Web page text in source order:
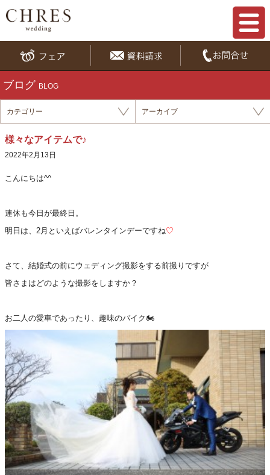
ブログ BLOG
カテゴリー アーカイブ
様々なアイテムで♪
2022年2月13日
こんにちは^^
連休も今日が最終日。
明日は、2月といえばバレンタインデーですね♡
さて、結婚式の前にウェディング撮影をする前撮りですが
皆さまはどのような撮影をしますか？
お二人の愛車であったり、趣味のバイク🏍